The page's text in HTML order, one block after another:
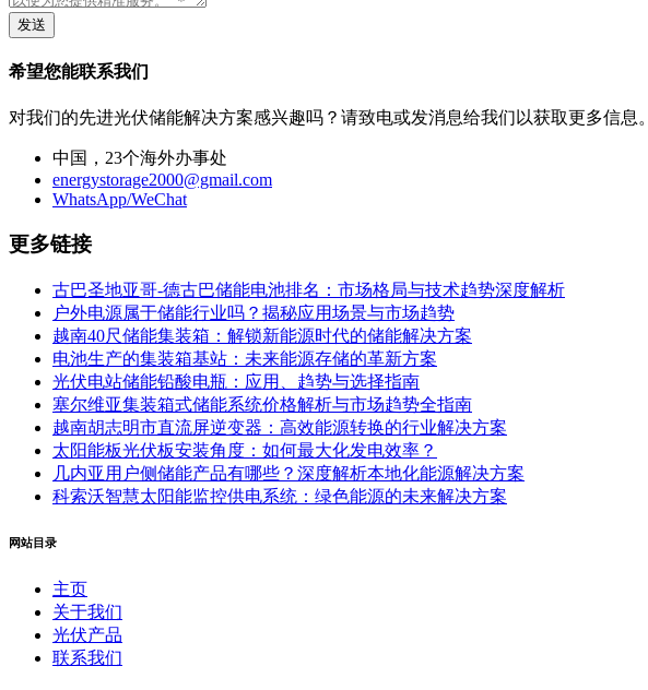
发送
希望您能联系我们
对我们的先进光伏储能解决方案感兴趣吗？请致电或发消息给我们以获取更多信息。
中国，23个海外办事处
energystorage2000@gmail.com
WhatsApp/WeChat
更多链接
古巴圣地亚哥-德古巴储能电池排名：市场格局与技术趋势深度解析
户外电源属于储能行业吗？揭秘应用场景与市场趋势
越南40尺储能集装箱：解锁新能源时代的储能解决方案
电池生产的集装箱基站：未来能源存储的革新方案
光伏电站储能铅酸电瓶：应用、趋势与选择指南
塞尔维亚集装箱式储能系统价格解析与市场趋势全指南
越南胡志明市直流屏逆变器：高效能源转换的行业解决方案
太阳能板光伏板安装角度：如何最大化发电效率？
几内亚用户侧储能产品有哪些？深度解析本地化能源解决方案
科索沃智慧太阳能监控供电系统：绿色能源的未来解决方案
网站目录
主页
关于我们
光伏产品
联系我们